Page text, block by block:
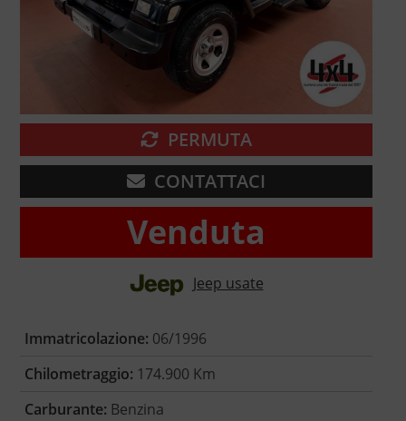
PERMUTA
CONTATTACI
Venduta
Jeep usate
Immatricolazione: 06/1996
Chilometraggio: 174.900 Km
Carburante: Benzina